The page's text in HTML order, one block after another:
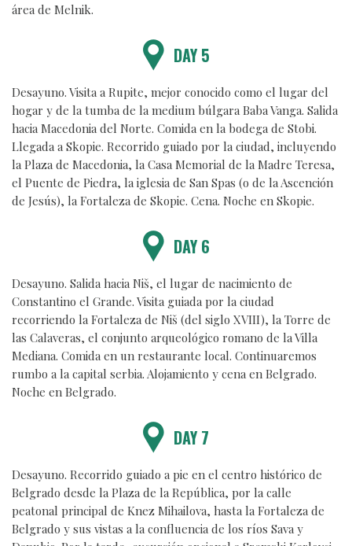
área de Melnik.
DAY 5
Desayuno. Visita a Rupite, mejor conocido como el lugar del
hogar y de la tumba de la medium búlgara Baba Vanga. Salida
hacia Macedonia del Norte. Comida en la bodega de Stobi.
Llegada a Skopie. Recorrido guiado por la ciudad, incluyendo
la Plaza de Macedonia, la Casa Memorial de la Madre Teresa,
el Puente de Piedra, la iglesia de San Spas (o de la Ascención
de Jesús), la Fortaleza de Skopie. Cena. Noche en Skopie.
DAY 6
Desayuno. Salida hacia Niš, el lugar de nacimiento de
Constantino el Grande. Visita guiada por la ciudad
recorriendo la Fortaleza de Niš (del siglo XVIII), la Torre de
las Calaveras, el conjunto arqueológico romano de la Villa
Mediana. Comida en un restaurante local. Continuaremos
rumbo a la capital serbia. Alojamiento y cena en Belgrado.
Noche en Belgrado.
DAY 7
Desayuno. Recorrido guiado a pie en el centro histórico de
Belgrado desde la Plaza de la República, por la calle
peatonal principal de Knez Mihailova, hasta la Fortaleza de
Belgrado y sus vistas a la confluencia de los ríos Sava y